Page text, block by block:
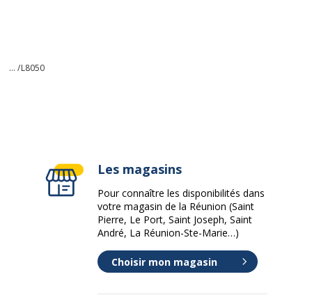
... /L8050
Les magasins
Pour connaître les disponibilités dans
votre magasin de la Réunion (Saint
Pierre, Le Port, Saint Joseph, Saint
André, La Réunion-Ste-Marie…)
Choisir mon magasin